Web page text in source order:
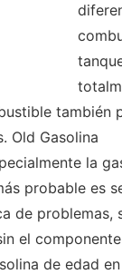
también
Old Gasolina
la
probable es
de
el
de edad